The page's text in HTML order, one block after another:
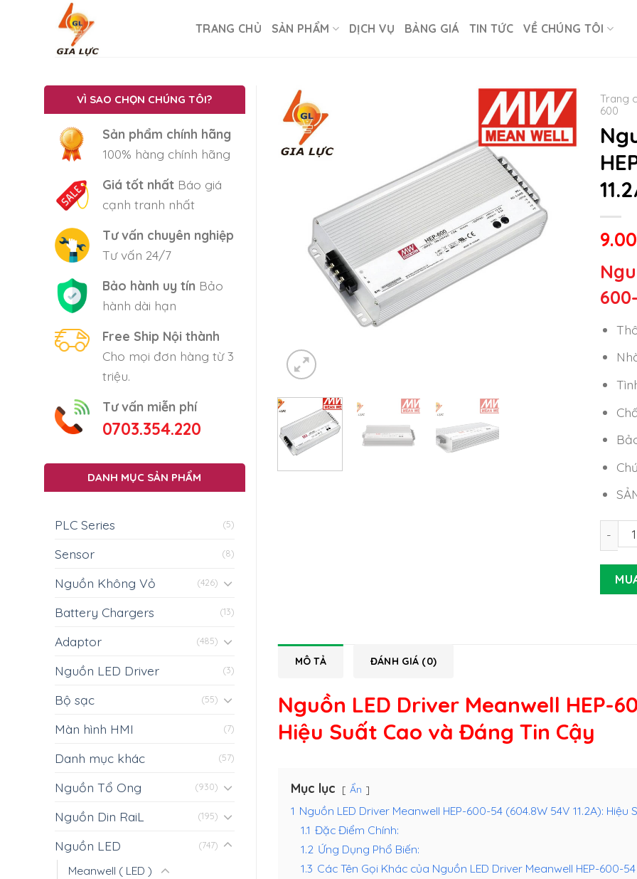
TRANG CHỦ SẢN PHẨM DỊCH VỤ BẢNG GIÁ TIN TỨC VỀ CHÚNG TÔI
VÌ SAO CHỌN CHÚNG TÔI?
Sản phẩm chính hãng
100% hàng chính hãng
Giá tốt nhấtBáo giá
cạnh tranh nhất
Tư vấn chuyên nghiệp
Tư vấn 24/7
Bảo hành uy tín Bảo
hành dài hạn
Free Ship Nội thành
Cho mọi đơn hàng từ 3
triệu.
Tư vấn miễn phí
0703.354.220
DANH MỤC SẢN PHẨM
PLC Series (5)
Sensor (8)
Nguồn Không Vỏ (426)
Battery Chargers (13)
Adaptor (485)
Nguồn LED Driver (3)
Bộ sạc (55)
Màn hình HMI (7)
Danh mục khác (57)
Nguồn Tổ Ong (930)
Nguồn Din RaiL (195)
Nguồn LED (747)
Meanwell ( LED )
Trang
600
MÔ TẢ ĐÁNH GIÁ (0)
Nguồn LED Driver Meanwell HEP-
Hiệu Suất Cao và Đáng Tin Cậy
Mục lục Ẩn
1 Nguồn LED Driver Meanwell HEP-600-54 (604.8W 54V 11.2A):
1.1 Đặc Điểm Chính:
1.2 Ứng Dụng Phổ Biến:
1.3 Các Tên Gọi Khác của Nguồn LED Driver Meanwell HEP-600-54